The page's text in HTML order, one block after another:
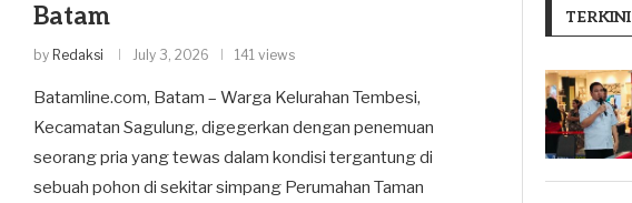
Batam
by Redaksi July 3, 2026 141 views
Batamline.com, Batam – Warga Kelurahan Tembesi,
Kecamatan Sagulung, digegerkan dengan penemuan
seorang pria yang tewas dalam kondisi tergantung di
sebuah pohon di sekitar simpang Perumahan Taman
TERKINI